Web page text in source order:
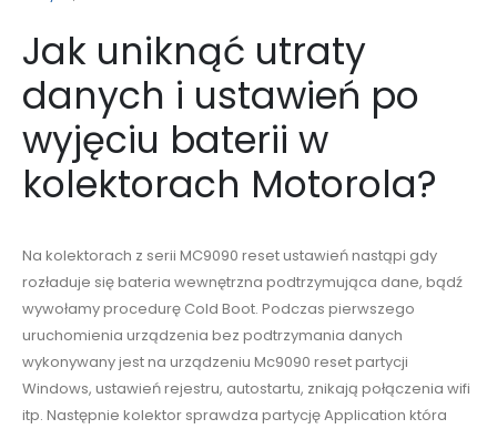
Jak uniknąć utraty
danych i ustawień po
wyjęciu baterii w
kolektorach Motorola?
Na kolektorach z serii MC9090 reset ustawień nastąpi gdy
rozładuje się bateria wewnętrzna podtrzymująca dane, bądź
wywołamy procedurę Cold Boot. Podczas pierwszego
uruchomienia urządzenia bez podtrzymania danych
wykonywany jest na urządzeniu Mc9090 reset partycji
Windows, ustawień rejestru, autostartu, znikają połączenia wifi
itp. Następnie kolektor sprawdza partycję Application która